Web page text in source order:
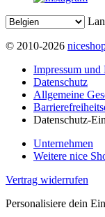
© 2010-2026
Impressum und
Datenschutz
Allgemeine
Datenschutz-
Unternehmen
Weitere nice
Vertrag widerrufen
Personalisiere dein